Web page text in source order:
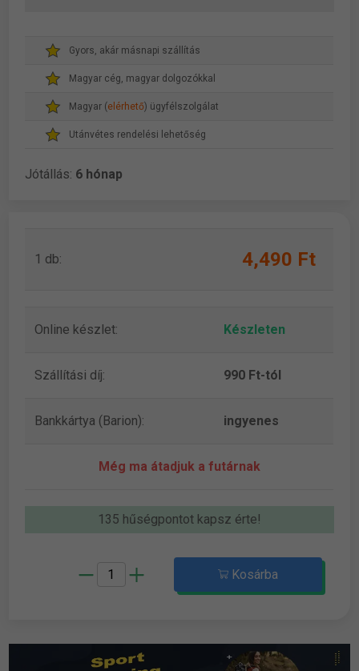
Gyors, akár másnapi szállítás
Magyar cég, magyar dolgozókkal
Magyar (elérhető) ügyfélszolgálat
Utánvétes rendelési lehetőség
Jótállás: 6 hónap
1 db: 4,490 Ft
Online készlet: Készleten
Szállítási díj: 990 Ft-tól
Bankkártya (Barion): ingyenes
Még ma átadjuk a futárnak
135 hűségpontot kapsz érte!
Kosárba